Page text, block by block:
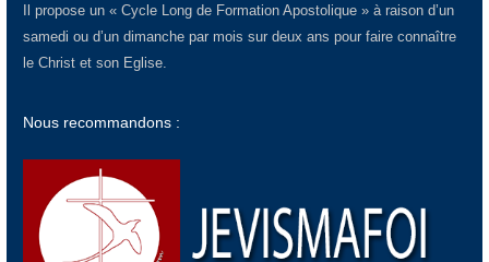
Il propose un « Cycle Long de Formation Apostolique » à raison d’un
samedi ou d’un dimanche par mois sur deux ans pour faire connaître
le Christ et son Eglise.
Nous recommandons :